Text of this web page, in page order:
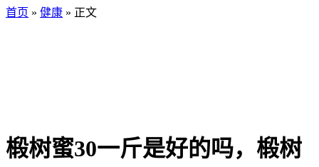
首页 » 健康 » 正文
椴树蜜30一斤是好的吗，椴树